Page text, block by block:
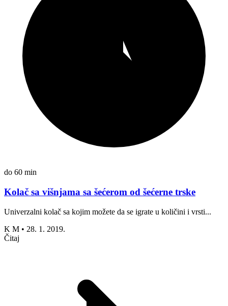
do 60 min
Kolač sa višnjama sa šećerom od šećerne trske
Univerzalni kolač sa kojim možete da se igrate u količini i vrsti...
K M • 28. 1. 2019.
Čitaj